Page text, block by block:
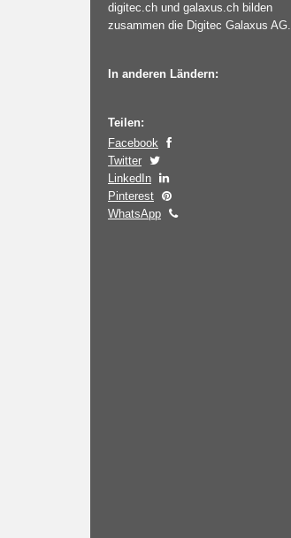
digitec.ch und galaxus.ch bilden
zusammen die Digitec Galaxus AG.
In anderen Ländern:
Teilen:
Facebook
Twitter
LinkedIn
Pinterest
WhatsApp